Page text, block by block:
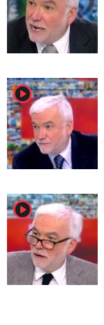
player2
player2